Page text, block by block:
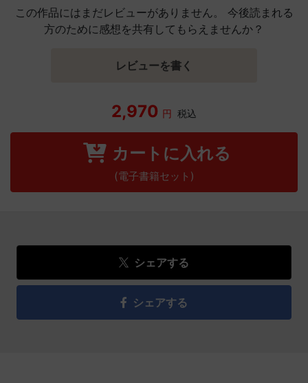
この作品にはまだレビューがありません。 今後読まれる
方のために感想を共有してもらえませんか？
レビューを書く
2,970 円 税込
カートに入れる
(電子書籍セット)
シェアする
シェアする